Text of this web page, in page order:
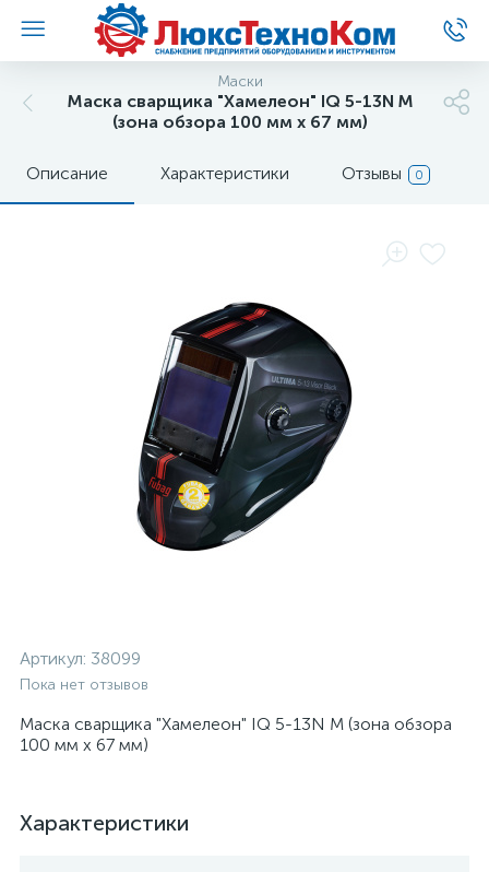
Маски
Маска сварщика "Хамелеон" IQ 5-13N M
(зона обзора 100 мм х 67 мм)
Описание Характеристики Отзывы 0
Артикул: 38099
Пока нет отзывов
Маска сварщика "Хамелеон" IQ 5-13N M (зона обзора
100 мм х 67 мм)
Характеристики